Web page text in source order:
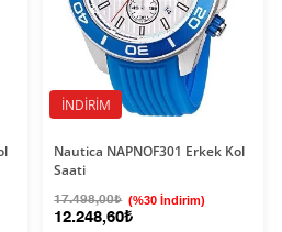
İNDIRIM
Nautica NAPNOF301 Erkek Kol
Saati
17.498,00₺ (%30 İndirim)
12.248,60₺